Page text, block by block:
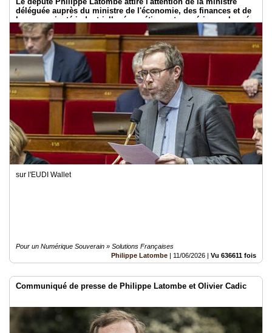
déléguée auprès du ministre de l'économie, des finances et de
la souveraineté industrielle, énergétique et numérique, chargée
de l'intelligence artificielle et du numérique
sur l'EUDI Wallet
Pour un Numérique Souverain » Solutions Françaises
Philippe Latombe | 11/06/2026 | Vu 636611 fois
Communiqué de presse de Philippe Latombe et Olivier Cadic